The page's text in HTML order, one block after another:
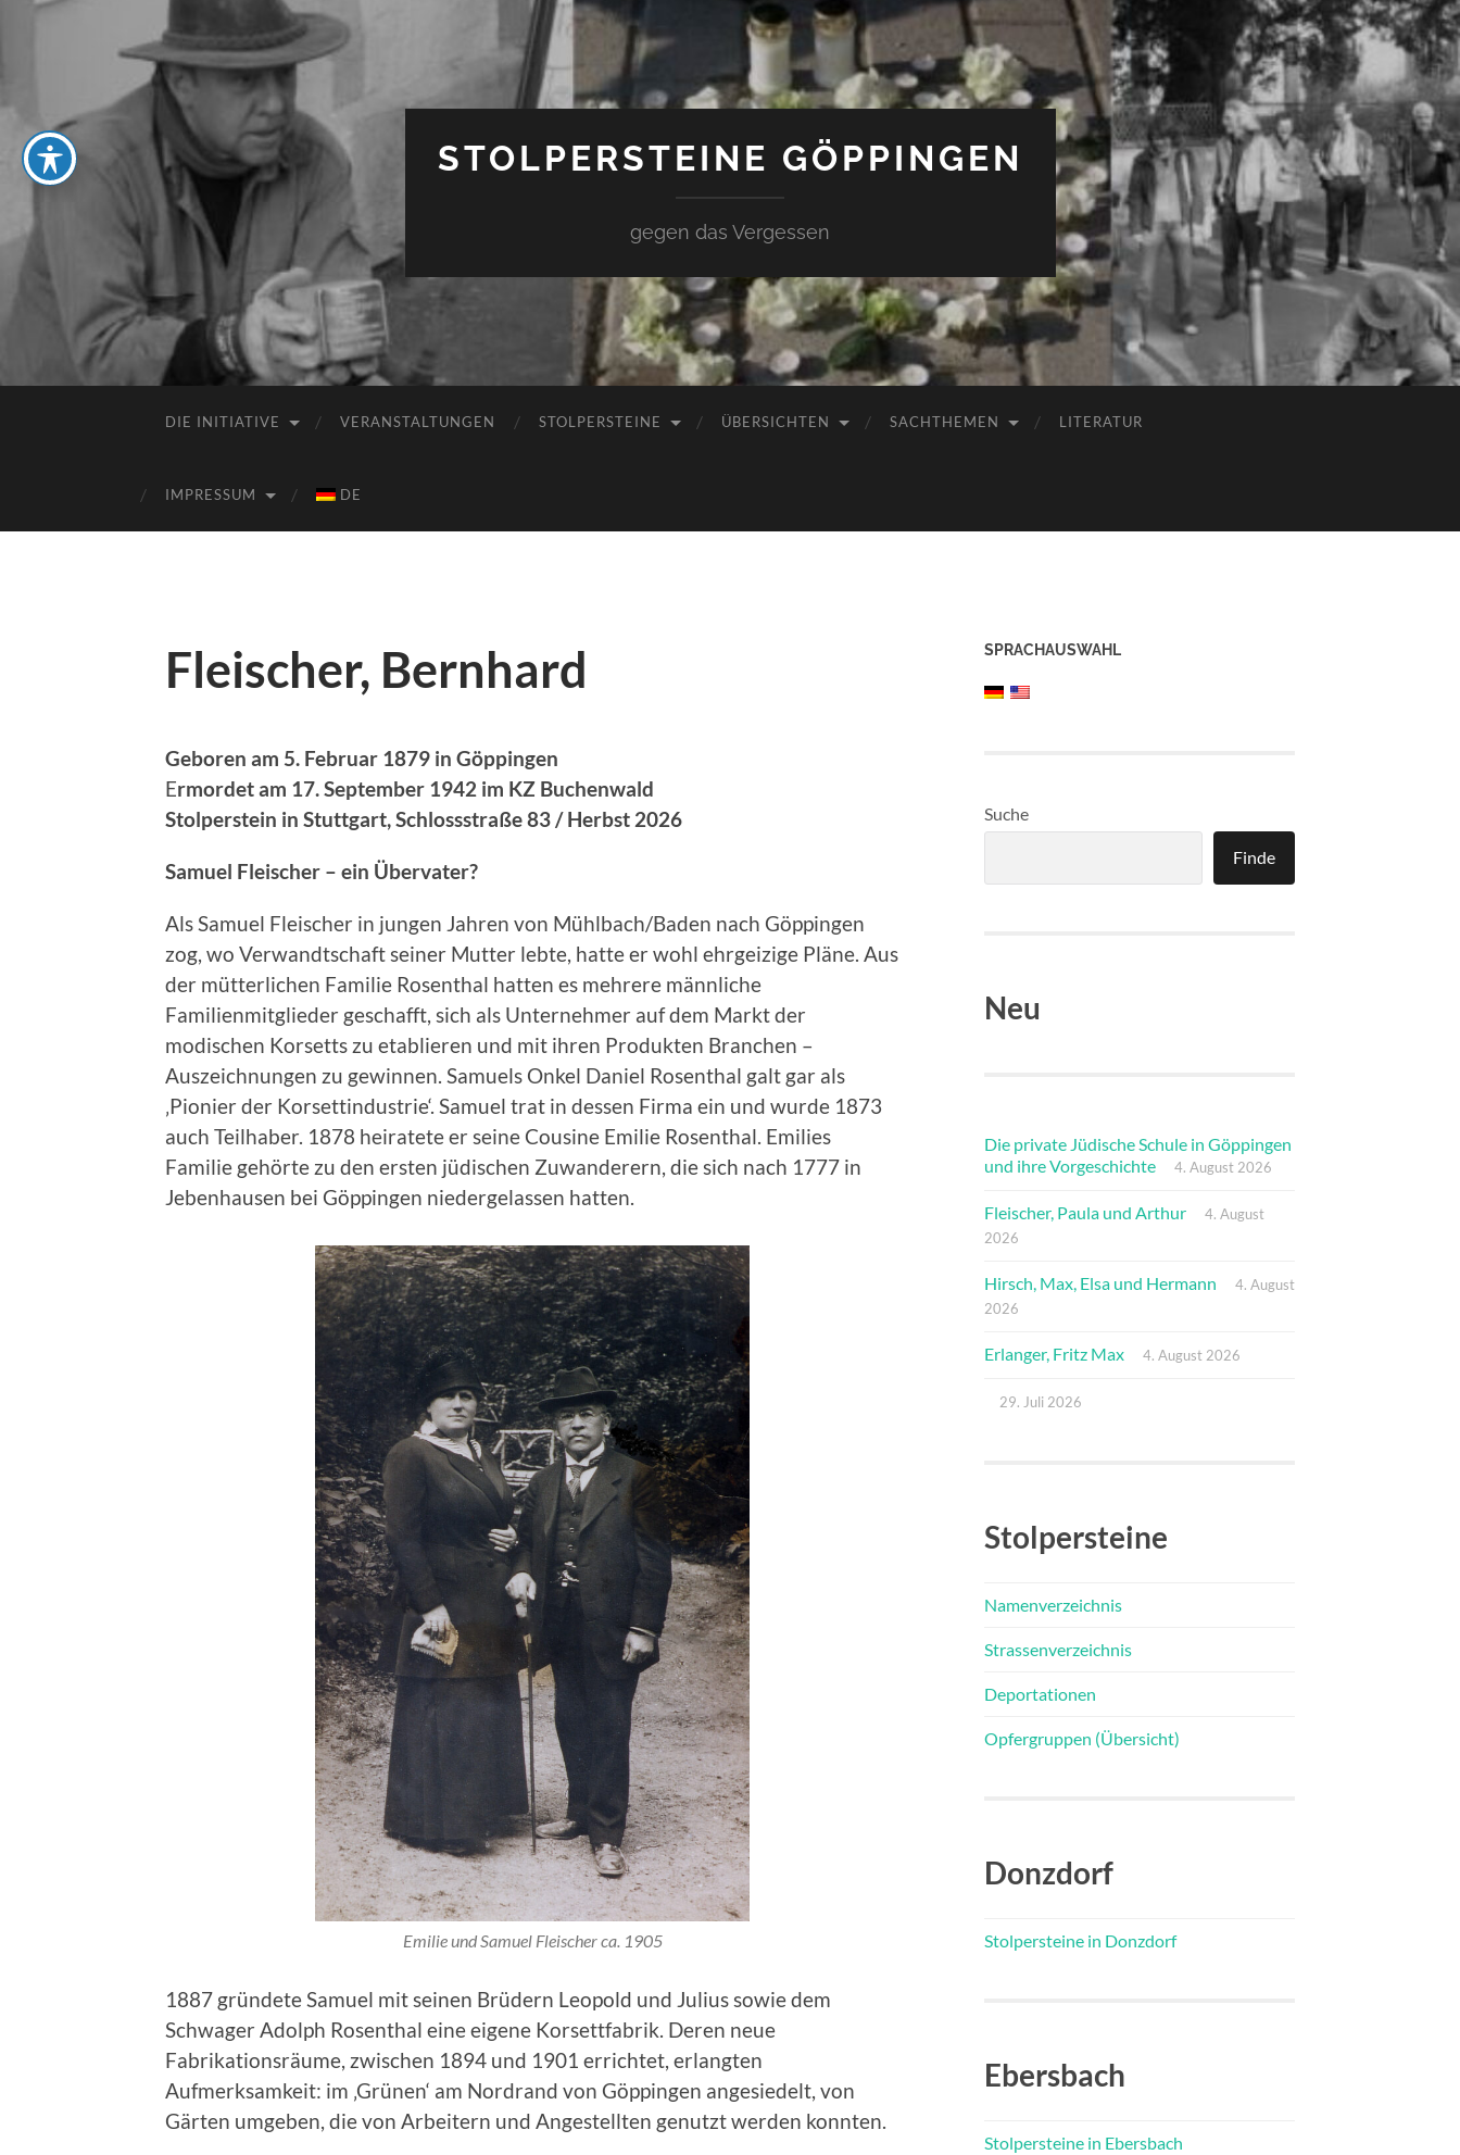
STOLPERSTEINE GÖPPINGEN
gegen das Vergessen
DIE INITIATIVE VERANSTALTUNGEN STOLPERSTEINE ÜBERSICHTEN SACHTHEMEN LITERATUR
IMPRESSUM DE
Fleischer, Bernhard
Geboren am 5. Februar 1879 in Göppingen
Ermordet am 17. September 1942 im KZ Buchenwald
Stolperstein in Stuttgart, Schlossstraße 83 / Herbst 2026
Samuel Fleischer – ein Übervater?
Als Samuel Fleischer in jungen Jahren von Mühlbach/Baden nach Göppingen
zog, wo Verwandtschaft seiner Mutter lebte, hatte er wohl ehrgeizige Pläne. Aus
der mütterlichen Familie Rosenthal hatten es mehrere männliche
Familienmitglieder geschafft, sich als Unternehmer auf dem Markt der
modischen Korsetts zu etablieren und mit ihren Produkten Branchen –
Auszeichnungen zu gewinnen. Samuels Onkel Daniel Rosenthal galt gar als
‚Pionier der Korsettindustrie‘. Samuel trat in dessen Firma ein und wurde 1873
auch Teilhaber. 1878 heiratete er seine Cousine Emilie Rosenthal. Emilies
Familie gehörte zu den ersten jüdischen Zuwanderern, die sich nach 1777 in
Jebenhausen bei Göppingen niedergelassen hatten.
Emilie und Samuel Fleischer ca. 1905
1887 gründete Samuel mit seinen Brüdern Leopold und Julius sowie dem
Schwager Adolph Rosenthal eine eigene Korsettfabrik. Deren neue
Fabrikationsräume, zwischen 1894 und 1901 errichtet, erlangten
Aufmerksamkeit: im ‚Grünen‘ am Nordrand von Göppingen angesiedelt, von
Gärten umgeben, die von Arbeitern und Angestellten genutzt werden konnten.
SPRACHAUSWAHL
Suche
Finde
Neu
Die private Jüdische Schule in Göppingen
und ihre Vorgeschichte
4. August 2026
Fleischer, Paula und Arthur
4. August
2026
Hirsch, Max, Elsa und Hermann
4. August
2026
Erlanger, Fritz Max 4. August 2026
29. Juli 2026
Stolpersteine
Namenverzeichnis
Strassenverzeichnis
Deportationen
Opfergruppen (Übersicht)
Donzdorf
Stolpersteine in Donzdorf
Ebersbach
Stolpersteine in Ebersbach